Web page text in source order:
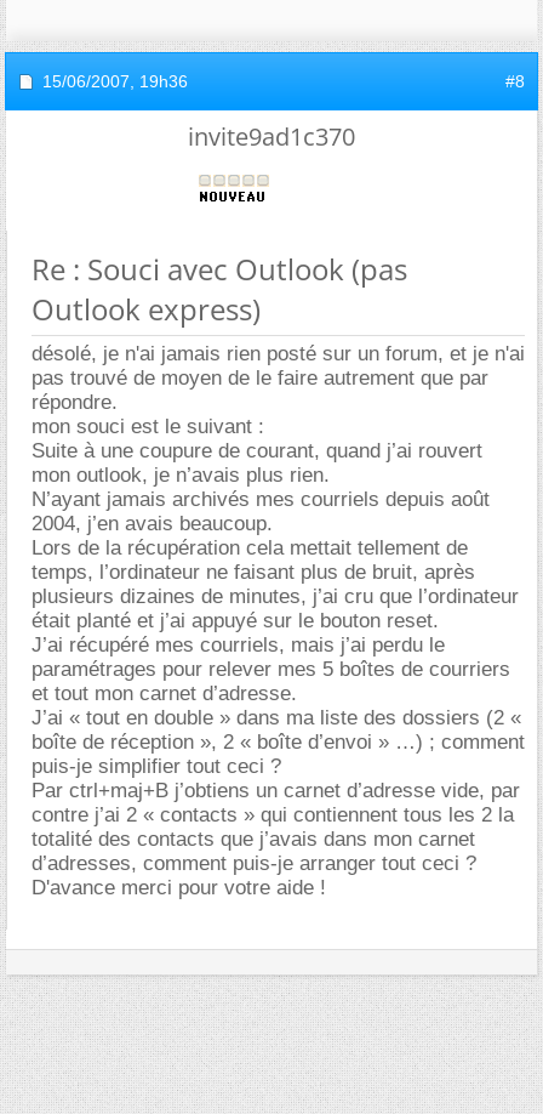
15/06/2007, 19h36 #8
invite9ad1c370
Re : Souci avec Outlook (pas
Outlook express)
désolé, je n'ai jamais rien posté sur un forum, et je n'ai
pas trouvé de moyen de le faire autrement que par
répondre.
mon souci est le suivant :
Suite à une coupure de courant, quand j’ai rouvert
mon outlook, je n’avais plus rien.
N’ayant jamais archivés mes courriels depuis août
2004, j’en avais beaucoup.
Lors de la récupération cela mettait tellement de
temps, l’ordinateur ne faisant plus de bruit, après
plusieurs dizaines de minutes, j’ai cru que l’ordinateur
était planté et j’ai appuyé sur le bouton reset.
J’ai récupéré mes courriels, mais j’ai perdu le
paramétrages pour relever mes 5 boîtes de courriers
et tout mon carnet d’adresse.
J’ai « tout en double » dans ma liste des dossiers (2 «
boîte de réception », 2 « boîte d’envoi » …) ; comment
puis-je simplifier tout ceci ?
Par ctrl+maj+B j’obtiens un carnet d’adresse vide, par
contre j’ai 2 « contacts » qui contiennent tous les 2 la
totalité des contacts que j’avais dans mon carnet
d’adresses, comment puis-je arranger tout ceci ?
D'avance merci pour votre aide !